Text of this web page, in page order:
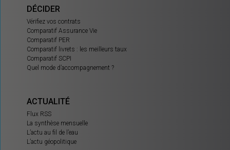
DÉCIDER
Vérifiez vos contrats
Comparatif Assurance Vie
Comparatif PER
Comparatif livrets : les meilleurs taux
Comparatif SCPI
Quel mode d’accompagnement ?
ACTUALITÉ
Flux RSS
La synthèse mensuelle
L’actu au fil de l’eau
L’actu géopolitique